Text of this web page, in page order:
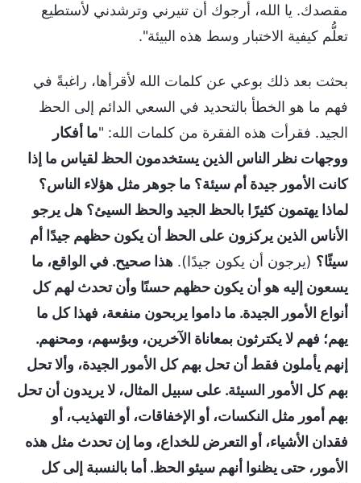
مقصدك. يا الله، أرجوك أن تنيرني وترشدني لأستطيع
تعلُّم كيفية الاختبار وسط هذه البيئة".
بحثت بعد ذلك بوعي عن كلمات الله لأقرأها، راغبةً في
فهم ما هو الخطأ بالتحديد في السعي الدائم إلى الحظ
الجيد. فقرأت هذه الفقرة من كلمات الله: "ما أفكار
ووجهات نظر الناس الذين يستخدمون الحظ لقياس ما إذا
كانت الأمور جيدة أم سيئة؟ ما جوهر مثل هؤلاء الناس؟
لماذا يهتمون كثيرًا بالحظ الجيد والحظ السيئ؟ هل يرجو
الأناس الذين يركزون على الحظ أن يكون حظهم جيدًا أم
سيئًا؟ (يرجون أن يكون جيدًا). هذا صحيح. في الواقع، ما
يسعون إليه هو أن يكون حظهم حسنًا وأن تحدث لهم كل
أنواع الأمور الجيدة. ما داموا يربحون منفعة، فهذا كل ما
يهم؛ فهم لا يكترثون بمعاناة الآخرين، وبؤسهم، ومحنهم.
إنهم يأملون فقط أن تحل بهم كل الأمور الجيدة، وألا تحل
بهم كل الأمور السيئة. على سبيل المثال، لا يريدون أن تحل
بهم أمور مثل النكسات، أو الإخفاقات، أو التهذيب، أو
فقدان الأشياء، أو التعرض للخداع، وما إن تحدث مثل هذه
الأمور، حتى يظنوا أنهم سيئو الحظ. أما بالنسبة إلى كل